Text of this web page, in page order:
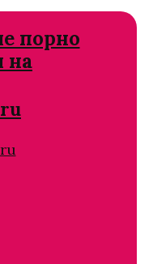
порно
на